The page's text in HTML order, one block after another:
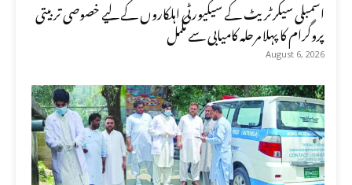
اسمبلی سیکرٹریٹ کے سیکیورٹی اہلکاروں کے لیے خصوصی تربیتی
پروگرام کا پہلا مرحلہ کامیابی سے مکمل
August 6, 2026